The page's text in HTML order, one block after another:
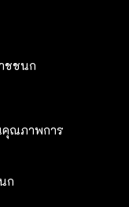
ชชนก
คุณภาพการ
ก